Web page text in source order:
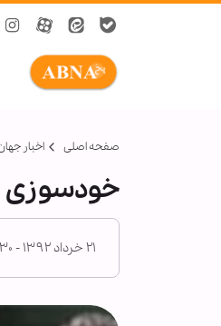
صفحه اصلی اخبار
خودسوزی
۲۱ خرداد ۱۳۹۲ - ۱۹:۳۰